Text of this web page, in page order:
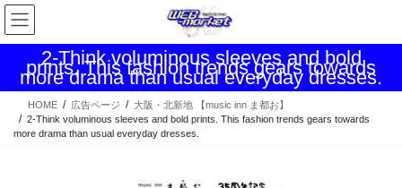
コ
ン
テ
ナ
ビ
ゲ
2-Think voluminous sleeves and bold
prints. This fashion trends gears towards
more drama than usual everyday dresses.
HOME 広告ページ
大阪・北新地 【music inn ま都お】
2-Think voluminous sleeves and bold prints. This fashion trends gears towards
more drama than usual everyday dresses.